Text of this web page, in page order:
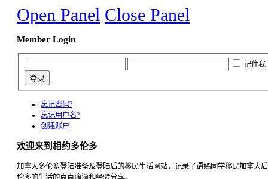
Open Panel Close Panel
Member Login
记住我
忘记密码?
忘记用户名?
创建账户
欢迎来到相约多伦多
加拿大多伦多登陆准备及登陆后的移民生活网站，记录了语嫣同学移民加拿大
伦多的生活的点点滴滴和经验分享。